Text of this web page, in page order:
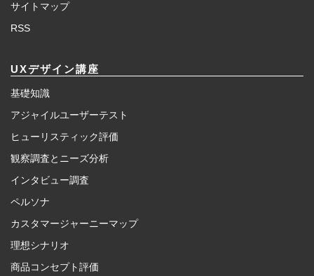
サイトマップ
RSS
UXデザイン講座
基礎知識
アジャイルユーザーテスト
ヒューリスティック評価
観察調査とニーズ分析
インタビュー調査
ペルソナ
カスタマージャーニーマップ
理想シナリオ
商品コンセプト評価